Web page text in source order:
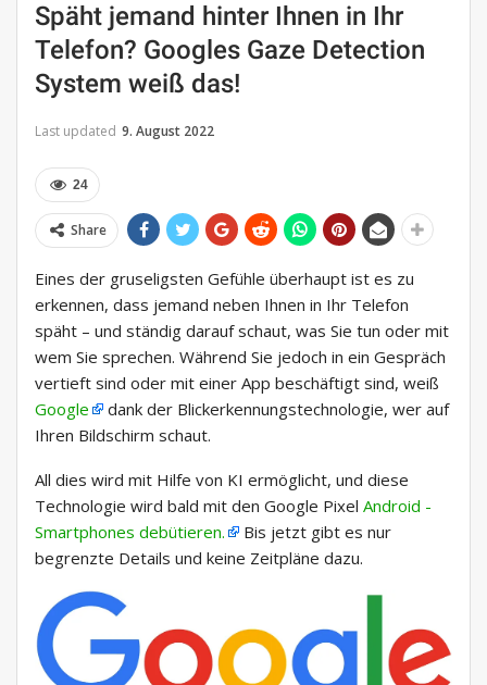
Späht jemand hinter Ihnen in Ihr
Telefon? Googles Gaze Detection
System weiß das!
Last updated 9. August 2022
24
Share
Eines der gruseligsten Gefühle überhaupt ist es zu
erkennen, dass jemand neben Ihnen in Ihr Telefon
späht – und ständig darauf schaut, was Sie tun oder mit
wem Sie sprechen. Während Sie jedoch in ein Gespräch
vertieft sind oder mit einer App beschäftigt sind, weiß
Google
dank der Blickerkennungstechnologie, wer auf
Ihren Bildschirm schaut.
All dies wird mit Hilfe von KI ermöglicht, und diese
Technologie wird bald mit den Google Pixel Android -
Smartphones debütieren.
Bis jetzt gibt es nur
begrenzte Details und keine Zeitpläne dazu.